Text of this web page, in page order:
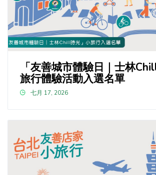
「友善城市體驗日｜士林
旅行體驗活動入選名單
七月 17, 2026